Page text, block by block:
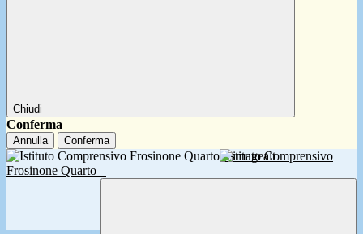
Chiudi
Conferma
Annulla Conferma
Istituto Comprensivo
Frosinone Quarto